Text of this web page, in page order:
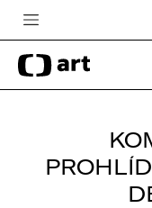
Česká televize
Zpravodajství
iVysílání